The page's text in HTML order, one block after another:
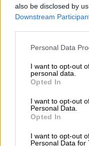
also be disclosed by
Downstream
Personal Data
I want to opt-out
personal data.
Opted In
I want to opt-out
Personal Data.
Opted In
I want to opt-out
Personal Data for
Θεόδωρος Τέγος
ελπίδας για τους
07.08.2026 - 13:16
Χρήστος
07.08.2026 - 12:25
Bäte συνδέει τα